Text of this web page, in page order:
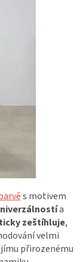
s motivem
a
zeštíhluje,
velmi
přirozenému